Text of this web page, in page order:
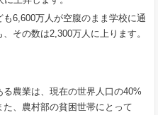
6,600万人が空腹のまま学校に通
その数は2,300万人に上ります。
農業は、現在の世界人口の40%
、農村部の貧困世帯にとって